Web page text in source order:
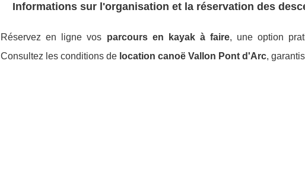
Informations sur l'organisation et la réservation des
Réservez en ligne vos parcours en kayak à faire, une option
Consultez les conditions de location canoë Vallon Pont d'Arc,